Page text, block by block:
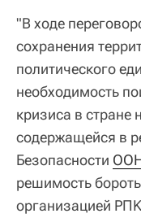
"В ходе
сохранения
политического
необходимость
кризиса в стране
содержащейся в
Безопасности
решимость
организацией